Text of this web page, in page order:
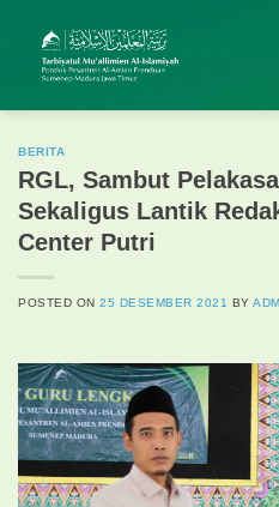
content
BERITA
RGL, Sambut
Sekaligus Lantik
Center Putri
POSTED ON25 DESEMBER 2021 BY